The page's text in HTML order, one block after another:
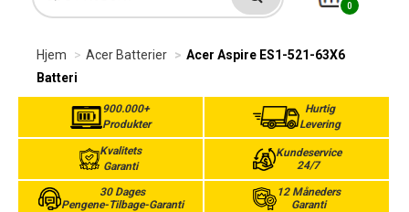
0
Hjem Acer Batterier
Acer Aspire ES1-521-63X6
Batteri
900.000+
Produkter
Hurtig
Levering
Kvalitets
Garanti
Kundeservice
24/7
30 Dages
Pengene-Tilbage-Garanti
12 Måneders
Garanti